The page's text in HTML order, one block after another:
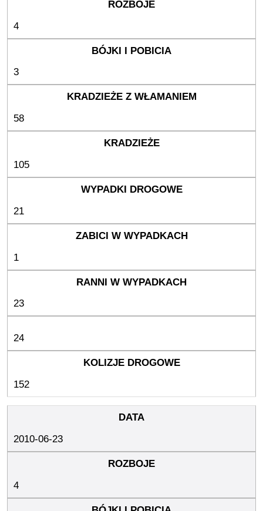
4
3
58
105
21
1
23
24
152
2010-06-23
4